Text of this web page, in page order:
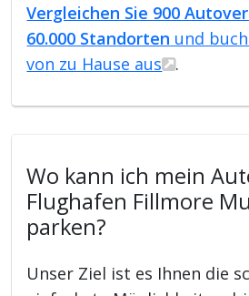
Vergleichen Sie 900
60.000 Standorten und
von zu Hause aus
.
Wo kann ich mein
Flughafen Fillmore
parken?
Unser Ziel ist es Ihnen die